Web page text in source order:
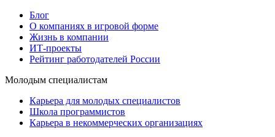
Блог
О компаниях в игровой форме
Жизнь в компании
ИТ-проекты
Рейтинг работодателей России
Молодым специалистам
Карьера для молодых специалистов
Школа программистов
Карьера в некоммерческих организациях